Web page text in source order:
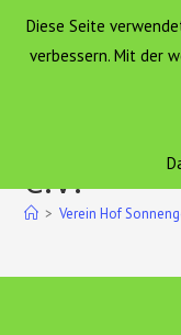
springen
Hof
Verein
e.V.
> Verein Hof
Diese Seite
verbessern. Mit der